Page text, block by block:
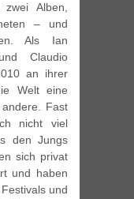
zwei Alben,
– und
Als Ian
Claudio
an ihrer
Welt eine
Fast
nicht viel
den Jungs
sich privat
und haben
und